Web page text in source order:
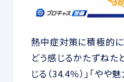
熱中症対策に積極的
どう感じるかたずねた
じる（34.4％）」「やや